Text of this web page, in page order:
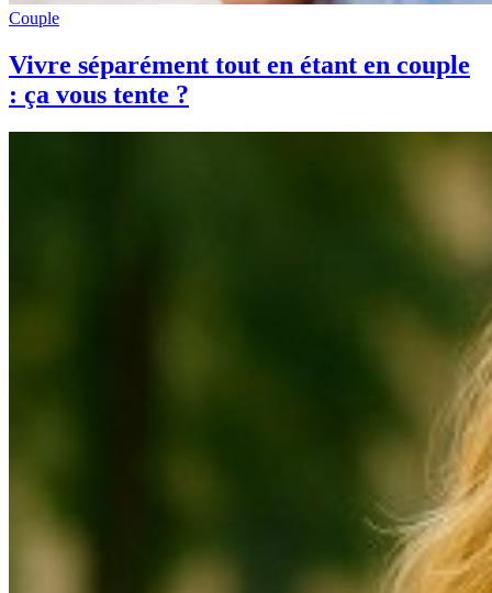
Couple
Vivre séparément tout en étant en couple
: ça vous tente ?